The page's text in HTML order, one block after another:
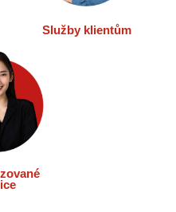
Služby klientům